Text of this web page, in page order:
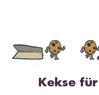
Digitales
✔️ 25 leckere Rezepte aus
✔️ Inklusive Tipps & Tricks
Kekse